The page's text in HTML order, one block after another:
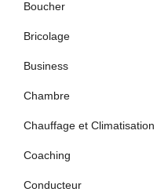
Boucher
Bricolage
Business
Chambre
Chauffage et Climatisation
Coaching
Conducteur